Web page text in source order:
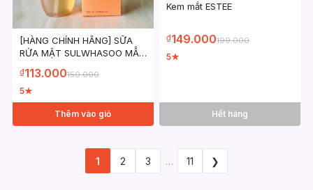
[HÀNG CHÍNH HÃNG] SỮA
RỬA MẶT SULWHASOO MẪU
₫113.000150.000
5★
Thêm vào giỏ
Kem mắt ESTEE
₫149.000199.000
5★
Hết hàng
1 2 3 … 11 ❯